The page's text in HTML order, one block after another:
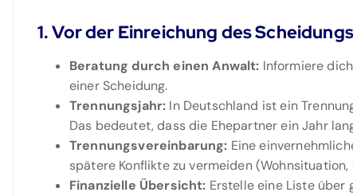
1. Vor der Einreichung des
Beratung durch einen Anwalt: Informiere
einer Scheidung.
Trennungsjahr: In Deutschland ist ein
Das bedeutet, dass die Ehepartner ein Jahr
Trennungsvereinbarung: Eine
spätere Konflikte zu vermeiden
Finanzielle Übersicht: Erstelle eine Liste über